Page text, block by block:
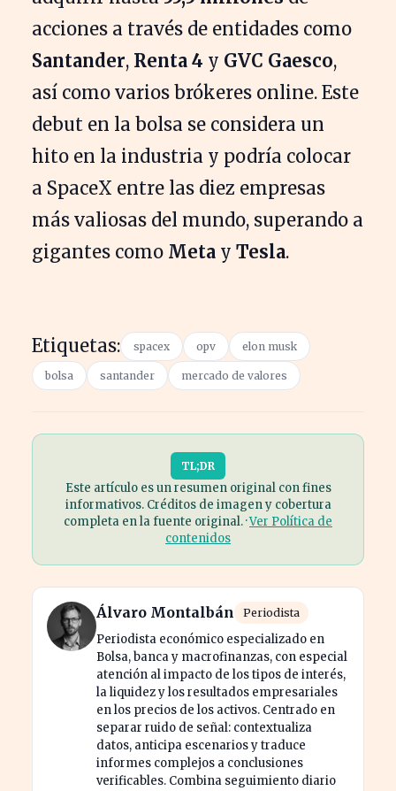
acciones a través de entidades como
Santander, Renta 4 y GVC Gaesco,
así como varios brókeres online. Este
debut en la bolsa se considera un
hito en la industria y podría colocar
a SpaceX entre las diez empresas
más valiosas del mundo, superando a
gigantes como Meta y Tesla.
Etiquetas: spacex opv elon musk
bolsa santander mercado de valores
TL;DR
Este artículo es un resumen original con fines
informativos. Créditos de imagen y cobertura
completa en la fuente original. ·Ver Política de
contenidos
Álvaro Montalbán Periodista
Periodista económico especializado en
Bolsa, banca y macrofinanzas, con especial
atención al impacto de los tipos de interés,
la liquidez y los resultados empresariales
en los precios de los activos. Centrado en
separar ruido de señal: contextualiza
datos, anticipa escenarios y traduce
informes complejos a conclusiones
verificables. Combina seguimiento diario